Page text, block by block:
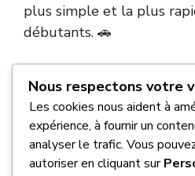
plus simple et la plus
débutants. 🚗
pouvez utiliser des bases
gratuites ou des
spécialisées, notamment
Renault et Ford. Ces
Nous respectons votre
Les cookies nous aident à
expérience, à fournir un
analyser le trafic. Vous
autoriser en cliquant sur